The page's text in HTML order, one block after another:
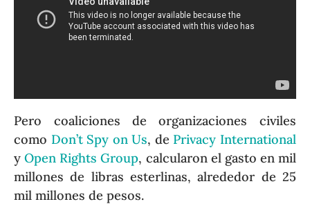
Pero coaliciones de organizaciones civiles
como Don’t Spy on Us, de Privacy International
yOpen Rights Group, calcularon el gasto en mil
millones de libras esterlinas, alrededor de 25
mil millones de pesos.